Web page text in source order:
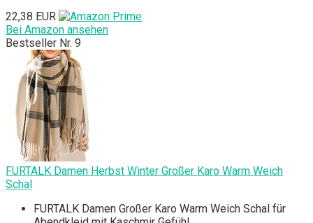
22,38 EUR
Bei Amazon ansehen
Bestseller Nr. 9
FURTALK Damen Herbst Winter Großer Karo Warm Weich
Schal
FURTALK Damen Großer Karo Warm Weich Schal für